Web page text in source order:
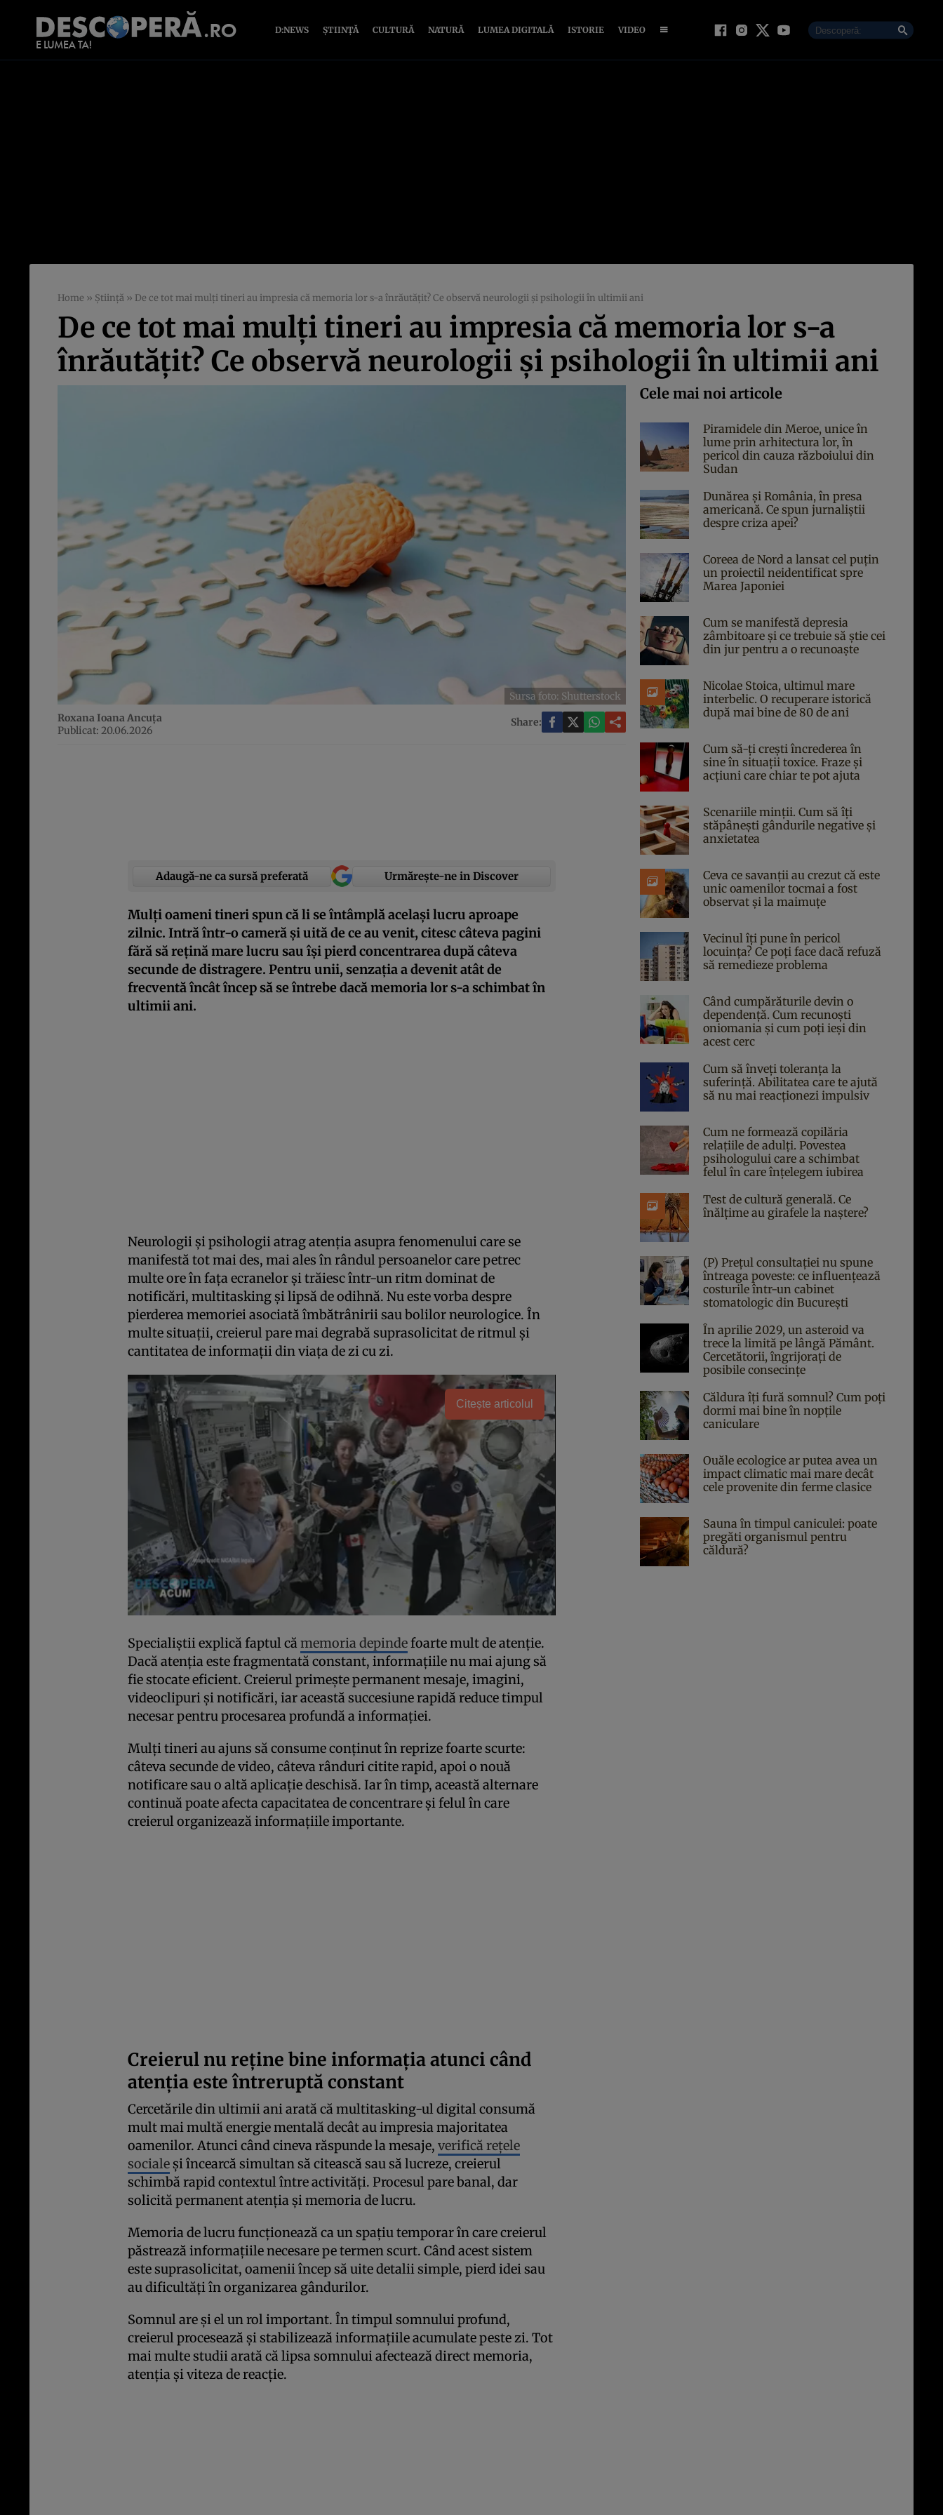
D:NEWS ȘTIINȚĂ CULTURĂ NATURĂ LUMEA DIGITALĂ ISTORIE VIDEO
Home » Știință » De ce tot mai mulți tineri au impresia că memoria lor s-a înrăutățit? Ce observă neurologii și psihologii în ultimii ani
De ce tot mai mulți tineri au impresia că memoria lor s-a
înrăutățit? Ce observă neurologii și psihologii în ultimii ani
Sursa foto: Shutterstock
Roxana Ioana Ancuța
Publicat: 20.06.2026
Share:
Adaugă-ne ca sursă preferată Urmărește-ne in Discover
Mulți oameni tineri spun că li se întâmplă același lucru aproape
zilnic. Intră într-o cameră și uită de ce au venit, citesc câteva pagini
fără să rețină mare lucru sau își pierd concentrarea după câteva
secunde de distragere. Pentru unii, senzația a devenit atât de
frecventă încât încep să se întrebe dacă memoria lor s-a schimbat în
ultimii ani.
Neurologii și psihologii atrag atenția asupra fenomenului care se
manifestă tot mai des, mai ales în rândul persoanelor care petrec
multe ore în fața ecranelor și trăiesc într-un ritm dominat de
notificări, multitasking și lipsă de odihnă. Nu este vorba despre
pierderea memoriei asociată îmbătrânirii sau bolilor neurologice. În
multe situații, creierul pare mai degrabă suprasolicitat de ritmul și
cantitatea de informații din viața de zi cu zi.
Citește articolul
Specialiștii explică faptul cămemoria depindefoarte mult de atenție.
Dacă atenția este fragmentată constant, informațiile nu mai ajung să
fie stocate eficient. Creierul primește permanent mesaje, imagini,
videoclipuri și notificări, iar această succesiune rapidă reduce timpul
necesar pentru procesarea profundă a informației.
Mulți tineri au ajuns să consume conținut în reprize foarte scurte:
câteva secunde de video, câteva rânduri citite rapid, apoi o nouă
notificare sau o altă aplicație deschisă. Iar în timp, această alternare
continuă poate afecta capacitatea de concentrare și felul în care
creierul organizează informațiile importante.
Creierul nu reține bine informația atunci când
atenția este întreruptă constant
Cercetările din ultimii ani arată că multitasking-ul digital consumă
mult mai multă energie mentală decât au impresia majoritatea
oamenilor. Atunci când cineva răspunde la mesaje, verifică rețele
socialeși încearcă simultan să citească sau să lucreze, creierul
schimbă rapid contextul între activități. Procesul pare banal, dar
solicită permanent atenția și memoria de lucru.
Memoria de lucru funcționează ca un spațiu temporar în care creierul
păstrează informațiile necesare pe termen scurt. Când acest sistem
este suprasolicitat, oamenii încep să uite detalii simple, pierd idei sau
au dificultăți în organizarea gândurilor.
Somnul are și el un rol important. În timpul somnului profund,
creierul procesează și stabilizează informațiile acumulate peste zi. Tot
mai multe studii arată că lipsa somnului afectează direct memoria,
atenția și viteza de reacție.
Cele mai noi articole
Piramidele din Meroe, unice în
lume prin arhitectura lor, în
pericol din cauza războiului din
Sudan
Dunărea și România, în presa
americană. Ce spun jurnaliștii
despre criza apei?
Coreea de Nord a lansat cel puțin
un proiectil neidentificat spre
Marea Japoniei
Cum se manifestă depresia
zâmbitoare și ce trebuie să știe cei
din jur pentru a o recunoaște
Nicolae Stoica, ultimul mare
interbelic. O recuperare istorică
după mai bine de 80 de ani
Cum să-ți crești încrederea în
sine în situații toxice. Fraze și
acțiuni care chiar te pot ajuta
Scenariile minții. Cum să îți
stăpânești gândurile negative și
anxietatea
Ceva ce savanții au crezut că este
unic oamenilor tocmai a fost
observat și la maimuțe
Vecinul îți pune în pericol
locuința? Ce poți face dacă refuză
să remedieze problema
Când cumpărăturile devin o
dependență. Cum recunoști
oniomania și cum poți ieși din
acest cerc
Cum să înveți toleranța la
suferință. Abilitatea care te ajută
să nu mai reacționezi impulsiv
Cum ne formează copilăria
relațiile de adulți. Povestea
psihologului care a schimbat
felul în care înțelegem iubirea
Test de cultură generală. Ce
înălțime au girafele la naștere?
(P) Prețul consultației nu spune
întreaga poveste: ce influențează
costurile într-un cabinet
stomatologic din București
În aprilie 2029, un asteroid va
trece la limită pe lângă Pământ.
Cercetătorii, îngrijorați de
posibile consecințe
Căldura îți fură somnul? Cum poți
dormi mai bine în nopțile
caniculare
Ouăle ecologice ar putea avea un
impact climatic mai mare decât
cele provenite din ferme clasice
Sauna în timpul caniculei: poate
pregăti organismul pentru
căldură?